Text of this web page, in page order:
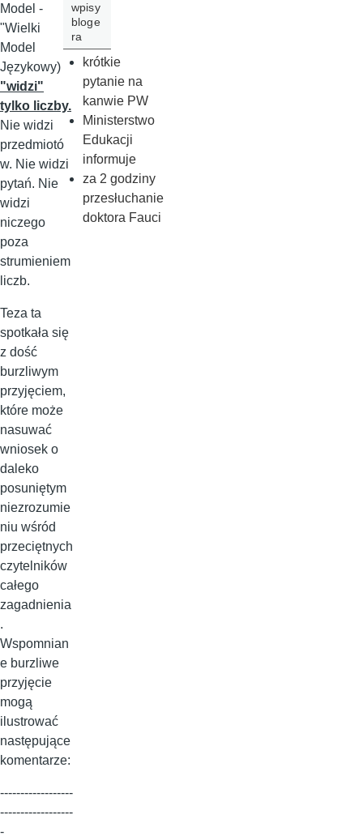
Model -
"Wielki
Model
Językowy)
"widzi"
tylko liczby.
Nie widzi
przedmiotó
w. Nie widzi
pytań. Nie
widzi
niczego
poza
strumieniem
liczb.
Teza ta
spotkała się
z dość
burzliwym
przyjęciem,
które może
nasuwać
wniosek o
daleko
posuniętym
niezrozumie
niu wśród
przeciętnych
czytelników
całego
zagadnienia
.
Wspomnian
e burzliwe
przyjęcie
mogą
ilustrować
następujące
komentarze:
------------------
------------------
-
wpisy
bloge
ra
krótkie
pytanie na
kanwie PW
Ministerstwo
Edukacji
informuje
za 2 godziny
przesłuchanie
doktora Fauci